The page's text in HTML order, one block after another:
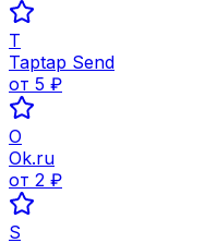
T
Taptap Send
от 5 ₽
O
Ok.ru
от 2 ₽
S